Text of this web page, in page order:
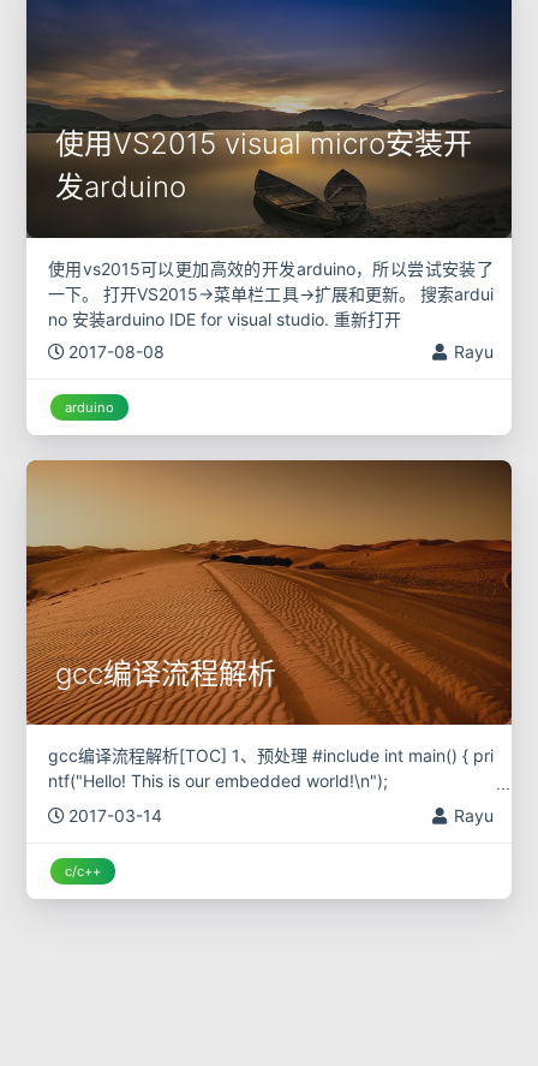
使用VS2015 visual micro安装开
发arduino
使用vs2015可以更加高效的开发arduino，所以尝试安装了
一下。 打开VS2015->菜单栏工具->扩展和更新。 搜索ardui
no 安装arduino IDE for visual studio. 重新打开
2017-08-08
Rayu
arduino
gcc编译流程解析
gcc编译流程解析[TOC] 1、预处理 #include int main() { pri
ntf("Hello! This is our embedded world!\n");
2017-03-14
Rayu
c/c++